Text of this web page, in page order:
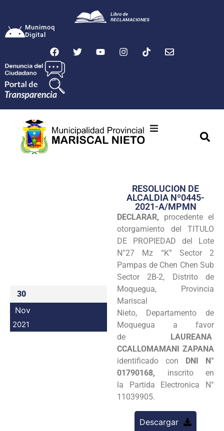
Munimoq
Digital
Transparencia
Seguridad
Programas
Intranet
30
Nov
2021
RESOLUCION DE
ALCALDIA Nº0445-
2021-A/MPMN
DECLARAR, procedente el
otorgamiento del TITULO
DE PROPIEDAD del Lote
N°27 Mz “K” Sector 2
Pampas de Chen Chen Sub
Sector 2B-2, Distrito de
Moquegua, Provincia
Mariscal
Nieto, Departamento de
Moquegua a favor
de LAUREANA
CCALLOMAMANI ZAPANA
identificado con DNI N°
01790168, inscrito en
la Partida Electronica N°
11039905.
Descargar